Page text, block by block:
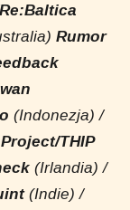
Rumor
(Indonezja) /
THIP
(Irlandia) /
(Indie) /